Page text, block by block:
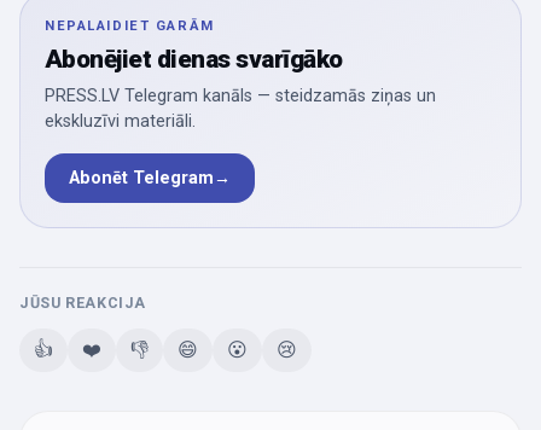
NEPALAIDIET GARĀM
Abonējiet dienas svarīgāko
PRESS.LV Telegram kanāls — steidzamās ziņas un
ekskluzīvi materiāli.
Abonēt Telegram→
JŪSU REAKCIJA
👍 ❤️ 👎 😄 😮 😢